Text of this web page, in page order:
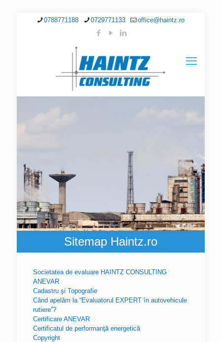
0788771188 0729771133 office@haintz.ro
Sitemap Haintz.ro
Societatea de evaluare HAINTZ CONSULTING
ANEVAR
Cadastru şi Topografie
Când apelăm la “Evaluatorul EXPERT în autovehicule
rutiere”?
Certificare ANEVAR
Certificatul de performanţă energetică
Copyright